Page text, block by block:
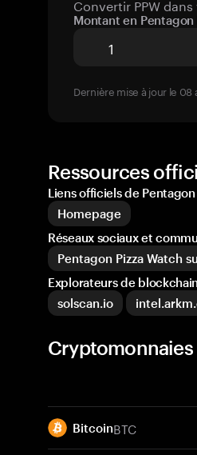
Convertir PPW
Montant en Pentagon
Dernière mise à jour le 08
Ressources
Liens officiels de Pentagon
Homepage
Réseaux sociaux et
Pentagon Pizza Watch
Explorateurs de
solscan.io
Cryptomonnaies
BitcoinBTC